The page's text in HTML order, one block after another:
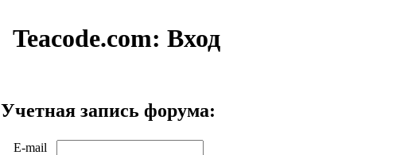
Teacode.com: Вход
Учетная запись форума:
E-mail